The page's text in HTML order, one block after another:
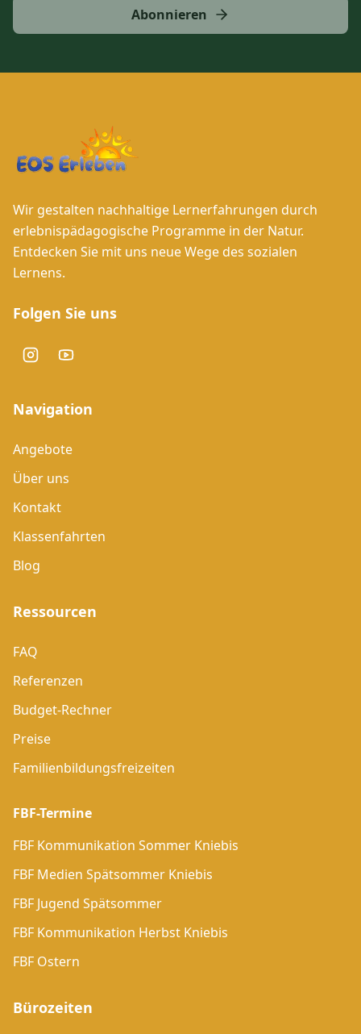
Abonnieren
Wir gestalten nachhaltige Lernerfahrungen durch
erlebnispädagogische Programme in der Natur.
Entdecken Sie mit uns neue Wege des sozialen
Lernens.
Folgen Sie uns
Navigation
Angebote
Über uns
Kontakt
Klassenfahrten
Blog
Ressourcen
FAQ
Referenzen
Budget-Rechner
Preise
Familienbildungsfreizeiten
FBF-Termine
FBF Kommunikation Sommer Kniebis
FBF Medien Spätsommer Kniebis
FBF Jugend Spätsommer
FBF Kommunikation Herbst Kniebis
FBF Ostern
Bürozeiten